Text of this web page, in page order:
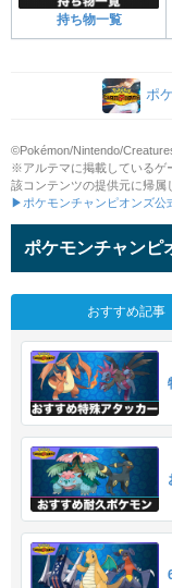
持ち物一覧
ポ
©Pokémon/Nintendo/
※アルテマに掲載しているゲ
該コンテンツの提供元に帰属
▶ポケモンチャンピオンズ公
ポケモンチャンピ
おすすめ記事